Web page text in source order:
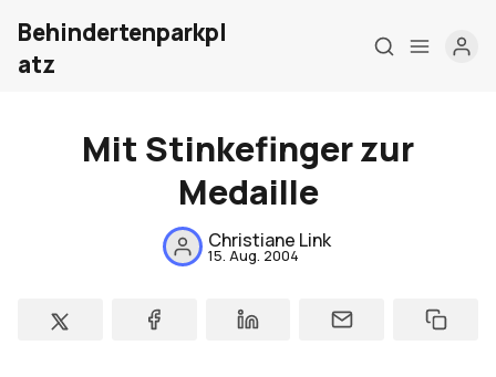
Home
London Barrierefrei
Behindertenparkpl
atz
Mit Stinkefinger zur
Medaille
Christiane Link
15. Aug. 2004